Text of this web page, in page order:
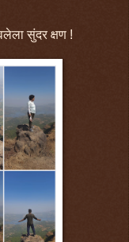
सुंदर क्षण !